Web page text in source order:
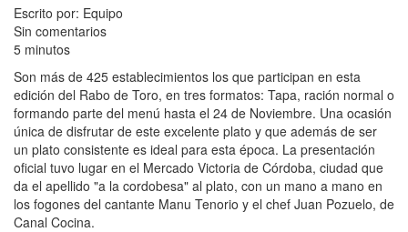
Escrito por: Equipo
Sin comentarios
5 minutos
Son más de 425 establecimientos los que participan en esta
edición del Rabo de Toro, en tres formatos: Tapa, ración normal o
formando parte del menú hasta el 24 de Noviembre. Una ocasión
única de disfrutar de este excelente plato y que además de ser
un plato consistente es ideal para esta época. La presentación
oficial tuvo lugar en el Mercado Victoria de Córdoba, ciudad que
da el apellido "a la cordobesa" al plato, con un mano a mano en
los fogones del cantante Manu Tenorio y el chef Juan Pozuelo, de
Canal Cocina.